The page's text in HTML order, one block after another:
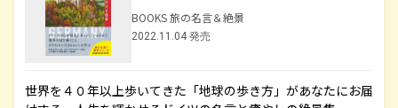
BOOKS 旅の名言＆絶景
2022.11.04 発売
世界を４０年以上歩いてきた「地球の歩き方」があなたにお届